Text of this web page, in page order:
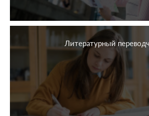
Литературный